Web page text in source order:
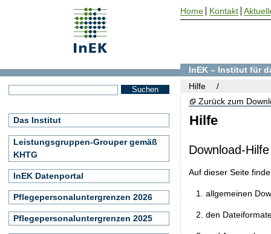
Hilfe
Zurück zum
Download-Hilfe
Auf dieser Seite
allgemeinen
den
InEK – Institut für
Hilfe
Das Institut
Leistungsgruppen-Grouper gemäß
KHTG
InEK Datenportal
Pflegepersonaluntergrenzen 2026
Pflegepersonaluntergrenzen 2025
Home Kontakt